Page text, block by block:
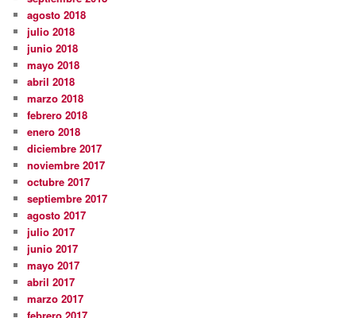
agosto 2018
julio 2018
junio 2018
mayo 2018
abril 2018
marzo 2018
febrero 2018
enero 2018
diciembre 2017
noviembre 2017
octubre 2017
septiembre 2017
agosto 2017
julio 2017
junio 2017
mayo 2017
abril 2017
marzo 2017
febrero 2017